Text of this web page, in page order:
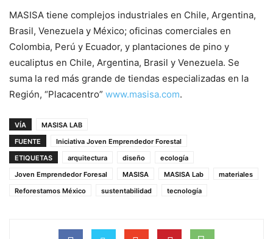
MASISA tiene complejos industriales en Chile, Argentina,
Brasil, Venezuela y México; oficinas comerciales en
Colombia, Perú y Ecuador, y plantaciones de pino y
eucaliptus en Chile, Argentina, Brasil y Venezuela. Se
suma la red más grande de tiendas especializadas en la
Región, “Placacentro” www.masisa.com.
VÍA
MASISA LAB
FUENTE
Iniciativa Joven Emprendedor Forestal
ETIQUETAS
arquitectura diseño
ecología
Joven Emprendedor Foresal
MASISA MASISA Lab
materiales
Reforestamos México
sustentabilidad tecnología